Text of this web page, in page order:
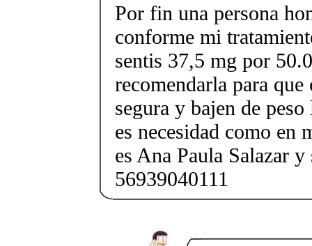
Por fin una persona
conforme mi
sentis 37,5 mg por
recomendarla para que
segura y bajen de
es necesidad como en
es Ana Paula Salazar
56939040111